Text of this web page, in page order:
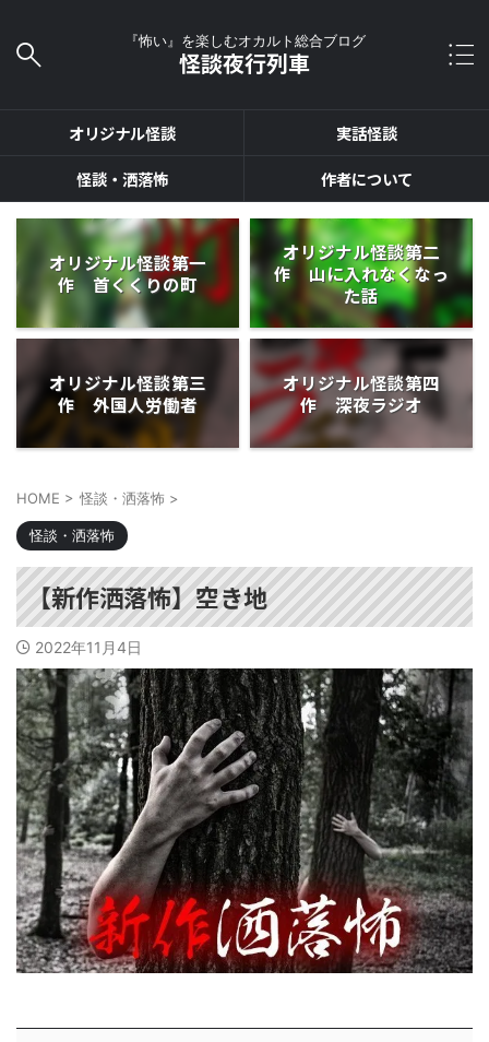
『怖い』を楽しむオカルト総合ブログ
怪談夜行列車
オリジナル怪談
実話怪談
怪談・洒落怖
作者について
オリジナル怪談第一
作 首くくりの町
オリジナル怪談第二
作 山に入れなくなっ
た話
オリジナル怪談第三
作 外国人労働者
オリジナル怪談第四
作 深夜ラジオ
HOME > 怪談・洒落怖 >
怪談・洒落怖
【新作洒落怖】空き地
2022年11月4日